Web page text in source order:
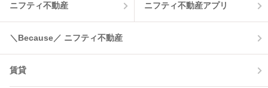
温水洗浄便座 オートロック
コンロ2口以上
ニフティ不動産 ニフティ不動産アプリ
＼Because／ ニフティ不動産
賃貸